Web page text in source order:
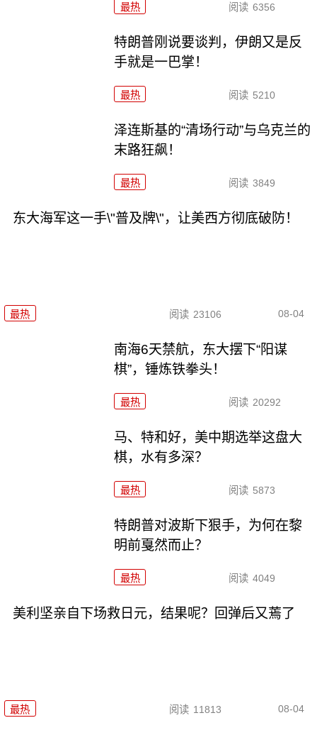
最热 阅读 6356
特朗普刚说要谈判，伊朗又是反
手就是一巴掌！
最热 阅读 5210
泽连斯基的“清场行动”与乌克兰的
末路狂飙！
最热 阅读 3849
东大海军这一手\"普及牌\"，让美西方彻底破防！
最热 阅读 23106 08-04
南海6天禁航，东大摆下“阳谋
棋”，锤炼铁拳头！
最热 阅读 20292
马、特和好，美中期选举这盘大
棋，水有多深？
最热 阅读 5873
特朗普对波斯下狠手，为何在黎
明前戛然而止？
最热 阅读 4049
美利坚亲自下场救日元，结果呢？回弹后又蔫了
最热 阅读 11813 08-04